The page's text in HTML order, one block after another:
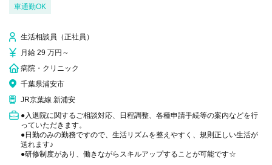
車通勤OK
生活相談員（正社員）
月給 29 万円～
病院・クリニック
千葉県浦安市
JR京葉線 新浦安
●入退院に関するご相談対応、日程調整、各種申請手続等の案内などを行
っていただきます。
●日勤のみの勤務ですので、生活リズムを整えやすく、規則正しい生活が
送れます♪
●研修制度があり、働きながらスキルアップすることが可能です☆